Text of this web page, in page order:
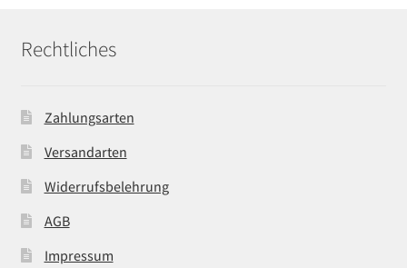
Rechtliches
Zahlungsarten
Versandarten
Widerrufsbelehrung
AGB
Impressum